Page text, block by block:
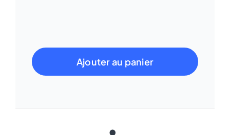
Ajouter au panier